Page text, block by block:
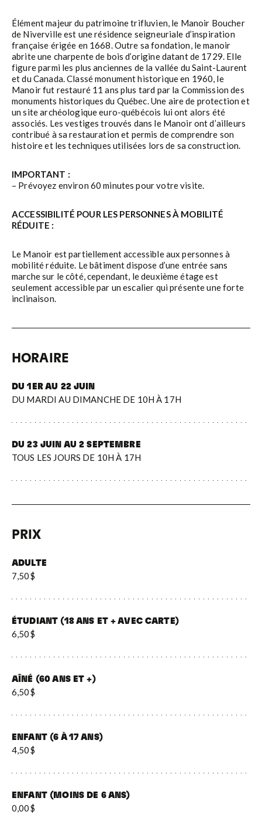
Élément majeur du patrimoine trifluvien, le Manoir Boucher
de Niverville est une résidence seigneuriale d’inspiration
française érigée en 1668. Outre sa fondation, le manoir
abrite une charpente de bois d’origine datant de 1729. Elle
figure parmi les plus anciennes de la vallée du Saint-Laurent
et du Canada. Classé monument historique en 1960, le
Manoir fut restauré 11 ans plus tard par la Commission des
monuments historiques du Québec. Une aire de protection et
un site archéologique euro-québécois lui ont alors été
associés. Les vestiges trouvés dans le Manoir ont d’ailleurs
contribué à sa restauration et permis de comprendre son
histoire et les techniques utilisées lors de sa construction.
IMPORTANT :
– Prévoyez environ 60 minutes pour votre visite.
ACCESSIBILITÉ POUR LES PERSONNES À MOBILITÉ
RÉDUITE :
Le Manoir est partiellement accessible aux personnes à
mobilité réduite. Le bâtiment dispose d’une entrée sans
marche sur le côté, cependant, le deuxième étage est
seulement accessible par un escalier qui présente une forte
inclinaison.
HORAIRE
DU 1ER AU 22 JUIN
DU MARDI AU DIMANCHE DE 10H À 17H
DU 23 JUIN AU 2 SEPTEMBRE
TOUS LES JOURS DE 10H À 17H
PRIX
ADULTE
7,50$
ÉTUDIANT (18 ANS ET + AVEC CARTE)
6,50$
AÎNÉ (60 ANS ET +)
6,50$
ENFANT (6 À 17 ANS)
4,50$
ENFANT (MOINS DE 6 ANS)
0,00$